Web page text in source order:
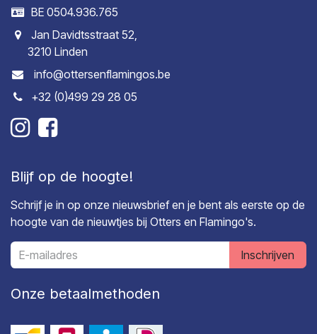
BE 0504.936.765
Jan Davidtsstraat 52,
3210 Linden
info@ottersenflamingos.be
+32 (0)499 29 28 05
Blijf op de hoogte!
Schrijf je in op onze nieuwsbrief en je bent als eerste op de
hoogte van de nieuwtjes bij Otters en Flamingo's.
Inschrijven
Onze betaalmethoden